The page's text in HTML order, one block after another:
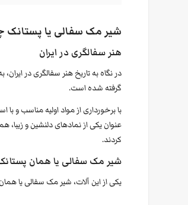
شیر مک سفالی یا پستانک
هنر سفالگری در ایران
در نگاه به تاریخ هنر سفالگری در
گرفته شده است.
با برخورداری از مواد اولیه مناسب و
عنوان یکی از نمادهای دلنشین و زیبا،
کردند.
شیر مک سفالی یا همان
یکی از این آلات، شیر مک سفالی یا